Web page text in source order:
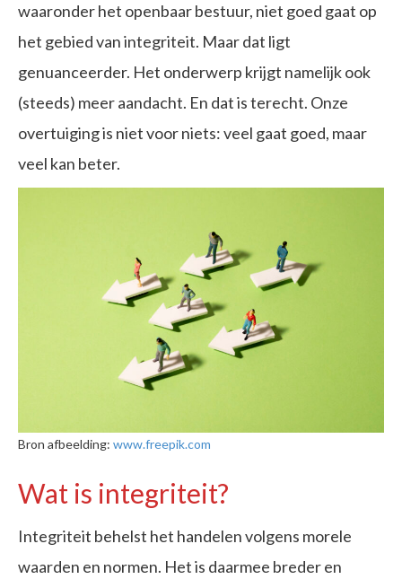
waaronder het openbaar bestuur, niet goed gaat op
het gebied van integriteit. Maar dat ligt
genuanceerder. Het onderwerp krijgt namelijk ook
(steeds) meer aandacht. En dat is terecht. Onze
overtuiging is niet voor niets: veel gaat goed, maar
veel kan beter.
Bron afbeelding: www.freepik.com
Wat is integriteit?
Integriteit behelst het handelen volgens morele
waarden en normen. Het is daarmee breder en